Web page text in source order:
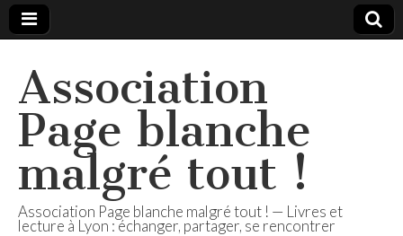
Association
Page blanche
malgré tout !
Association Page blanche malgré tout ! — Livres et
lecture à Lyon : échanger, partager, se rencontrer